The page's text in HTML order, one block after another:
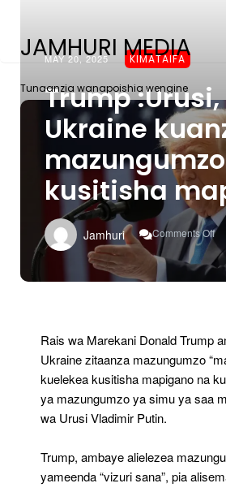
JAMHURI MEDIA
Tunaanzia wanapoishia wengine
MAY 20, 2025 KIMATAIFA
Trump :Urusi,
Ukraine
kusitisha
Jamhuri Comments Off
On
Rais wa Marekani Donald Trump
Ukraine zitaanza mazungumzo
kuelekea kusitisha mapigano na
ya mazungumzo ya simu ya saa
wa Urusi Vladimir Putin.
Trump, ambaye alielezea
yameenda “vizuri sana”, pia